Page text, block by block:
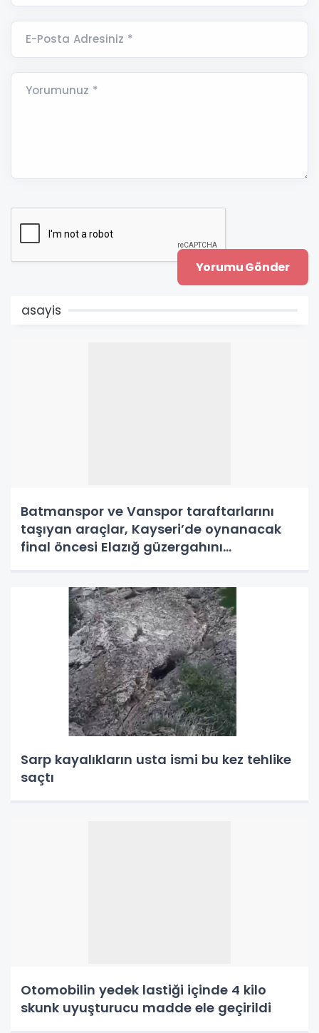
E-Posta Adresiniz *
Yorumunuz *
asayis
Batmanspor ve Vanspor taraftarlarını
taşıyan araçlar, Kayseri’de oynanacak
final öncesi Elazığ güzergahını
Sarp kayalıkların usta ismi bu kez tehlike
saçtı
Otomobilin yedek lastiği içinde 4 kilo
skunk uyuşturucu madde ele geçirildi